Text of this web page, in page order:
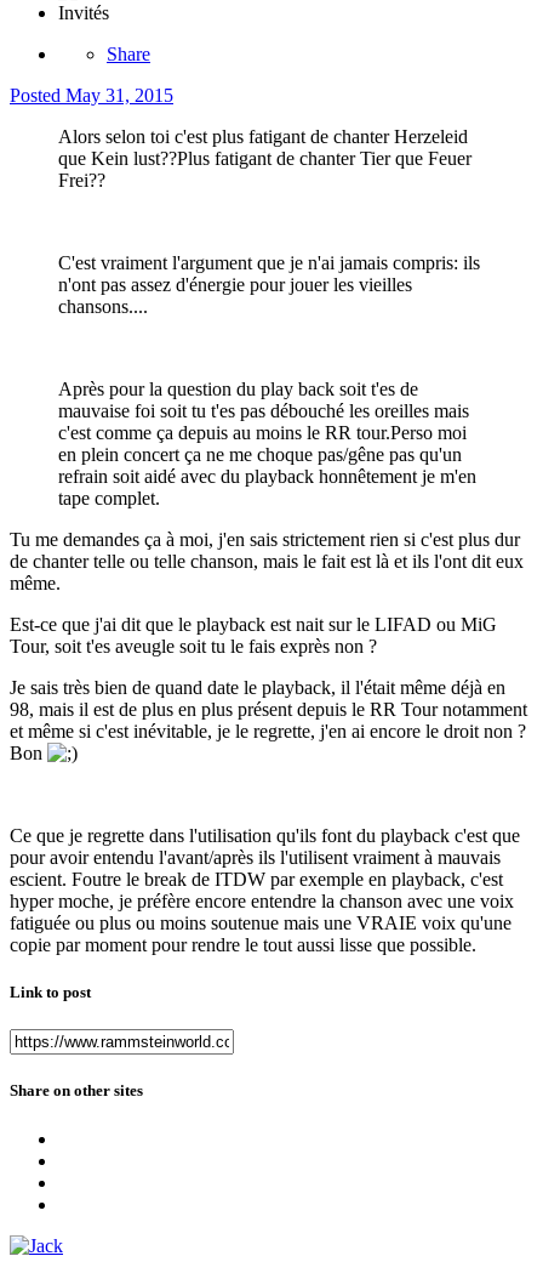
Invités
Share
Posted May 31, 2015
Alors selon toi c'est plus fatigant de chanter Herzeleid
que Kein lust??Plus fatigant de chanter Tier que Feuer
Frei??
C'est vraiment l'argument que je n'ai jamais compris: ils
n'ont pas assez d'énergie pour jouer les vieilles
chansons....
Après pour la question du play back soit t'es de
mauvaise foi soit tu t'es pas débouché les oreilles mais
c'est comme ça depuis au moins le RR tour.Perso moi
en plein concert ça ne me choque pas/gêne pas qu'un
refrain soit aidé avec du playback honnêtement je m'en
tape complet.
Tu me demandes ça à moi, j'en sais strictement rien si c'est plus dur
de chanter telle ou telle chanson, mais le fait est là et ils l'ont dit eux
même.
Est-ce que j'ai dit que le playback est nait sur le LIFAD ou MiG
Tour, soit t'es aveugle soit tu le fais exprès non ?
Je sais très bien de quand date le playback, il l'était même déjà en
98, mais il est de plus en plus présent depuis le RR Tour notamment
et même si c'est inévitable, je le regrette, j'en ai encore le droit non ?
Bon
Ce que je regrette dans l'utilisation qu'ils font du playback c'est que
pour avoir entendu l'avant/après ils l'utilisent vraiment à mauvais
escient. Foutre le break de ITDW par exemple en playback, c'est
hyper moche, je préfère encore entendre la chanson avec une voix
fatiguée ou plus ou moins soutenue mais une VRAIE voix qu'une
copie par moment pour rendre le tout aussi lisse que possible.
Link to post
Share on other sites